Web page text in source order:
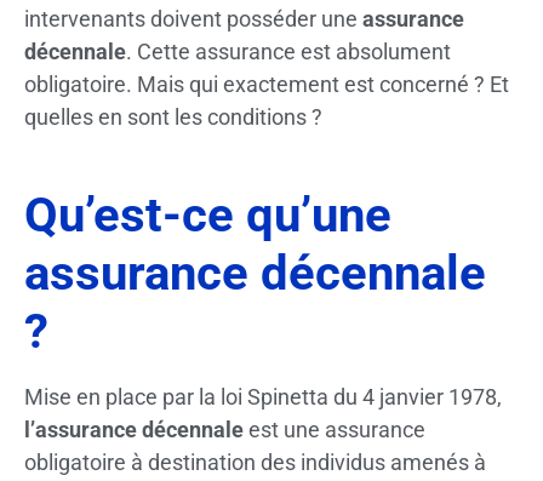
intervenants doivent posséder une assurance
décennale. Cette assurance est absolument
obligatoire. Mais qui exactement est concerné ? Et
quelles en sont les conditions ?
Qu’est-ce qu’une
assurance décennale
?
Mise en place par la loi Spinetta du 4 janvier 1978,
l’assurance décennaleest une assurance
obligatoire à destination des individus amenés à